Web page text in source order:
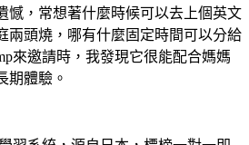
憾，常想著什麼時候可以去上個英文
兩頭燒，哪有什麼固定時間可以分給
來邀請時，我發現它很能配合媽媽
期體驗。